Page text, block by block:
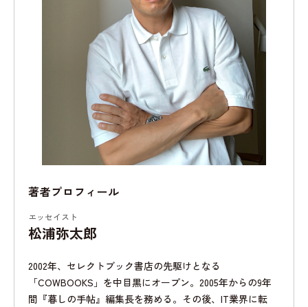
著者プロフィール
エッセイスト
松浦弥太郎
2002年、セレクトブック書店の先駆けとなる
「COWBOOKS」を中目黒にオープン。2005年からの9年
間『暮しの手帖』編集長を務める。その後、IT業界に転